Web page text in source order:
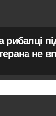
рибалці
не